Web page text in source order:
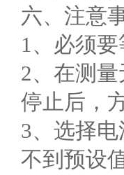
六、注
1、必须
2、在测
停止后，
3、选择
不到预设